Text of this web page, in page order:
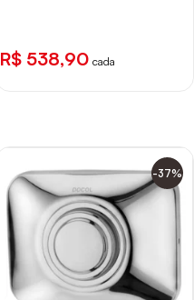
R$ 538,90 cada
-37%